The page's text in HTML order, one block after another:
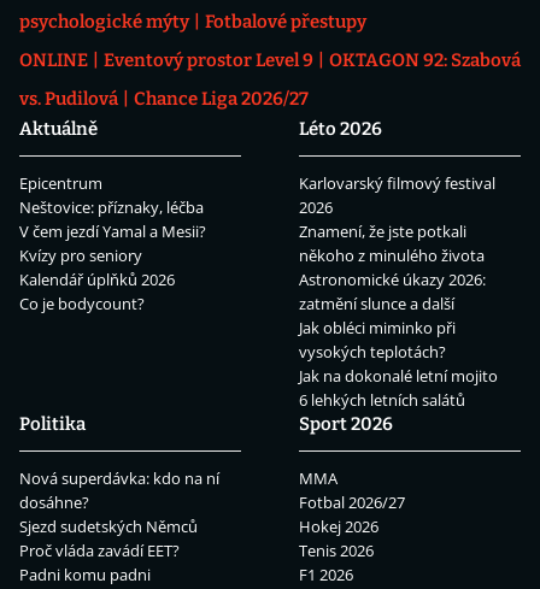
psychologické mýty
Fotbalové přestupy
ONLINE
Eventový prostor Level 9
OKTAGON 92: Szabová
vs. Pudilová
Chance Liga 2026/27
Aktuálně
Epicentrum
Neštovice: příznaky, léčba
V čem jezdí Yamal a Mesii?
Kvízy pro seniory
Kalendář úplňků 2026
Co je bodycount?
Léto 2026
Karlovarský filmový festival
2026
Znamení, že jste potkali
někoho z minulého života
Astronomické úkazy 2026:
zatmění slunce a další
Jak obléci miminko při
vysokých teplotách?
Jak na dokonalé letní mojito
6 lehkých letních salátů
Politika
Nová superdávka: kdo na ní
dosáhne?
Sjezd sudetských Němců
Proč vláda zavádí EET?
Padni komu padni
Sport 2026
MMA
Fotbal 2026/27
Hokej 2026
Tenis 2026
F1 2026